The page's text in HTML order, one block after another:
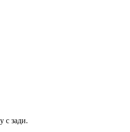
с зади.